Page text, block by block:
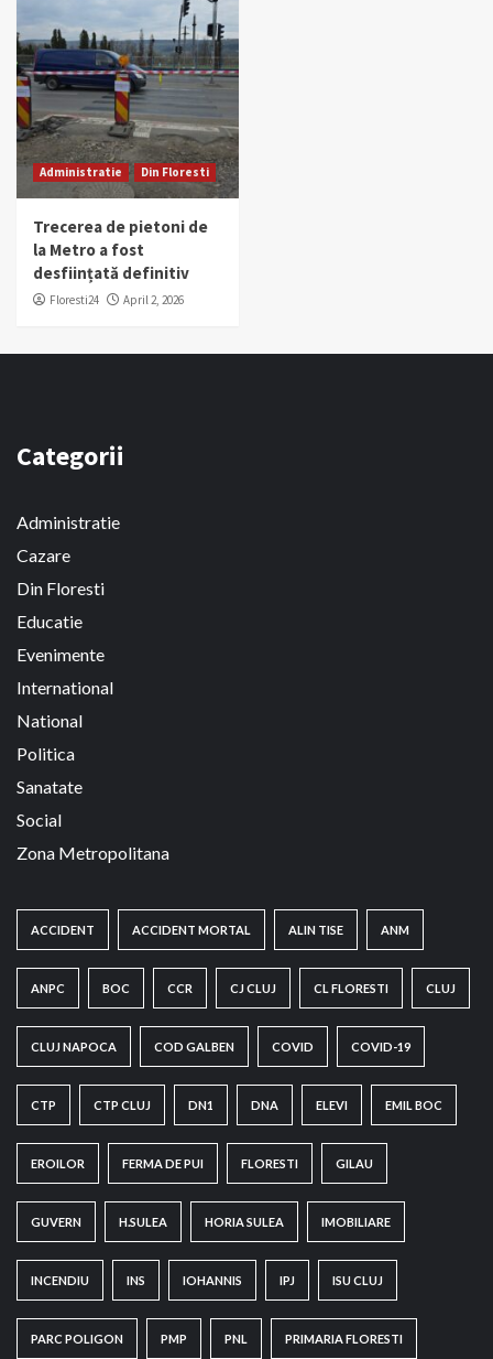
Administratie Din Floresti
Trecerea de pietoni de
la Metro a fost
desființată definitiv
Floresti24 April 2, 2026
Categorii
Administratie
Cazare
Din Floresti
Educatie
Evenimente
International
National
Politica
Sanatate
Social
Zona Metropolitana
ACCIDENT ACCIDENT MORTAL ALIN TISE ANM
ANPC BOC CCR CJ CLUJ CL FLORESTI CLUJ
CLUJ NAPOCA COD GALBEN COVID COVID-19
CTP CTP CLUJ DN1 DNA ELEVI EMIL BOC
EROILOR FERMA DE PUI FLORESTI GILAU
GUVERN H.SULEA HORIA SULEA IMOBILIARE
INCENDIU INS IOHANNIS IPJ ISU CLUJ
PARC POLIGON PMP PNL PRIMARIA FLORESTI